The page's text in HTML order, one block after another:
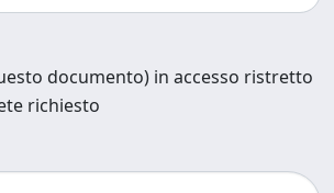
documento) in accesso ristretto
richiesto